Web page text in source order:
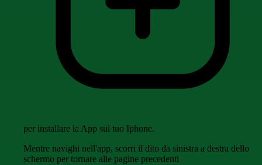
per installare la App sul tuo Iphone.
Mentre navighi nell'app, scorri il dito da sinistra a destra dello
schermo per tornare alle pagine precedenti